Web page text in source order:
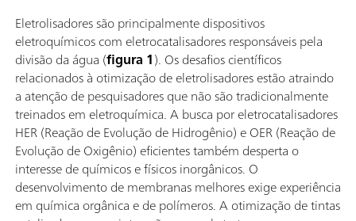
Eletrolisadores são principalmente dispositivos
eletroquímicos com eletrocatalisadores responsáveis pela
divisão da água (figura 1). Os desafios científicos
relacionados à otimização de eletrolisadores estão atraindo
a atenção de pesquisadores que não são tradicionalmente
treinados em eletroquímica. A busca por eletrocatalisadores
HER (Reação de Evolução de Hidrogênio) e OER (Reação de
Evolução de Oxigênio) eficientes também desperta o
interesse de químicos e físicos inorgânicos. O
desenvolvimento de membranas melhores exige experiência
em química orgânica e de polímeros. A otimização de tintas